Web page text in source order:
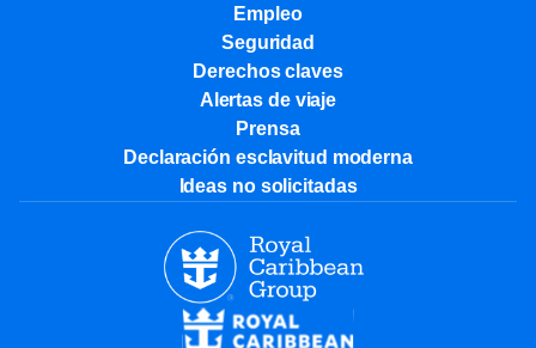
Empleo
Seguridad
Derechos claves
Alertas de viaje
Prensa
Declaración esclavitud moderna
Ideas no solicitadas